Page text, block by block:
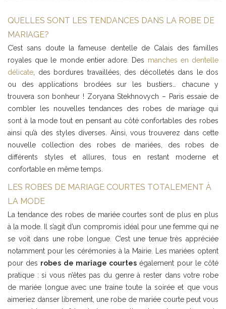
QUELLES SONT LES TENDANCES DANS LA ROBE DE
MARIAGE?
C’est sans doute la fameuse dentelle de Calais des familles
royales que le monde entier adore. Des manches en dentelle
délicate , des bordures travaillées, des décolletés dans le dos
ou des applications brodées sur les bustiers… chacune y
trouvera son bonheur ! Zoryana Stekhnovych – Paris essaie de
combler les nouvelles tendances des robes de mariage qui
sont à la mode tout en pensant au côté confortables des robes
ainsi qu’à des styles diverses. Ainsi, vous trouverez dans cette
nouvelle collection des robes de mariées, des robes de
différents styles et allures, tous en restant moderne et
confortable en même temps.
LES ROBES DE MARIAGE COURTES TOTALEMENT À
LA MODE
La tendance des robes de mariée courtes sont de plus en plus
à la mode. Il s’agit d’un compromis idéal pour une femme qui ne
se voit dans une robe longue. C’est une tenue très appréciée
notamment pour les cérémonies à la Mairie. Les mariées optent
pour des robes de mariage courtes également pour le côté
pratique : si vous n’êtes pas du genre à rester dans votre robe
de mariée longue avec une traine toute la soirée et que vous
aimeriez danser librement, une robe de mariée courte peut vous